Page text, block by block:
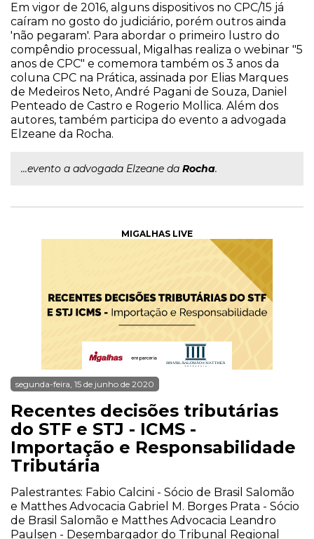
Em vigor de 2016, alguns dispositivos no CPC/15 já
caíram no gosto do judiciário, porém outros ainda
'não pegaram'. Para abordar o primeiro lustro do
compêndio processual, Migalhas realiza o webinar "5
anos de CPC" e comemora também os 3 anos da
coluna CPC na Prática, assinada por Elias Marques
de Medeiros Neto, André Pagani de Souza, Daniel
Penteado de Castro e Rogerio Mollica. Além dos
autores, também participa do evento a advogada
Elzeane da Rocha.
...evento a advogada Elzeane da Rocha.
MIGALHAS LIVE
segunda-feira, 15 de junho de 2020
Recentes decisões tributárias
do STF e STJ - ICMS -
Importação e Responsabilidade
Tributária
Palestrantes: Fabio Calcini - Sócio de Brasil Salomão
e Matthes Advocacia Gabriel M. Borges Prata - Sócio
de Brasil Salomão e Matthes Advocacia Leandro
Paulsen - Desembargador do Tribunal Regional